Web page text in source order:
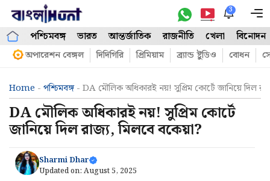
Skip
content
3
পশ্চিমবঙ্গ ভারত আন্তর্জাতিক রাজনীতি খেলা বিনোদন
অপারেশন বেঙ্গল দিদিগিরি প্রিমিয়াম ব্র্যান্ড ষ্টুডিও বোধন
Home - পশ্চিমবঙ্গ- DA মৌলিক অধিকারই নয়! সুপ্রিম কোর্টে জানিয়ে দিল
DA মৌলিক অধিকারই নয়! সুপ্রিম কোর্টে
জানিয়ে দিল রাজ্য, মিলবে বকেয়া?
Sharmi Dhar
Updated on: August 5, 2025